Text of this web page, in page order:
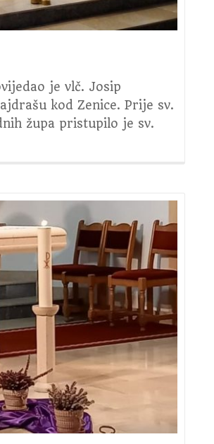
je vlč. Josip
kod Zenice. Prije sv.
župa pristupilo je sv.